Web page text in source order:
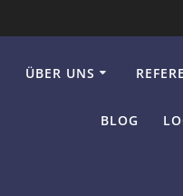
ÜBER UNS
BLOG